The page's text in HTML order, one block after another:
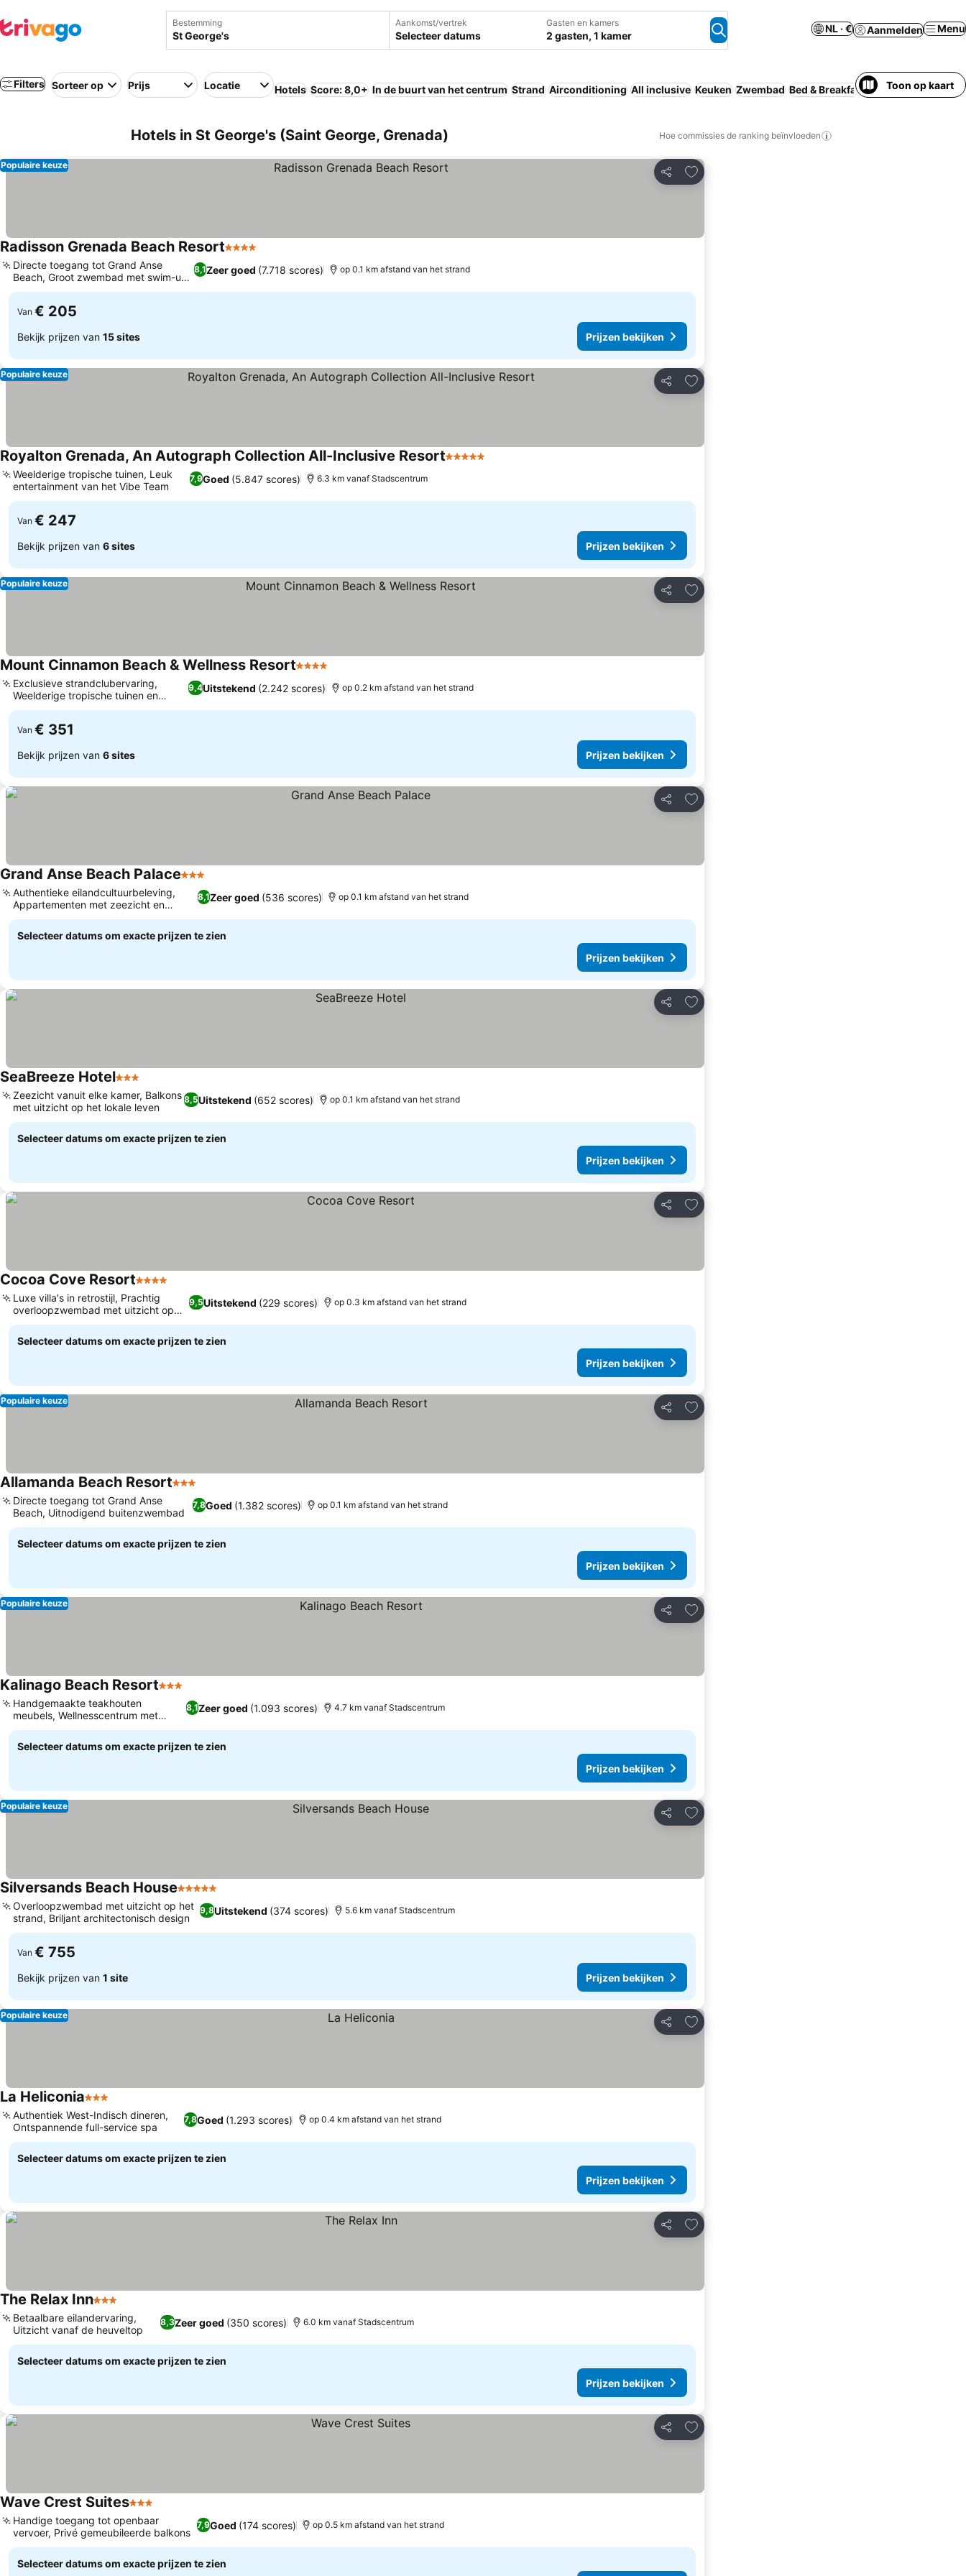
Bestemming Aankomst/vertrek
Selecteer datums
Gasten en kamers
2 gasten, 1 kamer
NL · € Aanmelden Menu
Filters Sorteer op Prijs Locatie Hotels Score: 8,0+ In de buurt van het centrum Strand Airconditioning All inclusive Keuken Zwembad Bed & Breakfast Geheel huis/
Toon op kaart
Hotels in St George's (Saint George, Grenada) Hoe commissies de ranking beïnvloeden
Delen
Toevoegen aan favorieten
Populaire keuze
Radisson Grenada Beach Resort4 Sterren
8,1Zeer goed (7.718 scores)
Directe toegang tot Grand Anse
Beach, Groot zwembad met swim-up
bar
op 0.1 km afstand van het strand
Van € 205
Bekijk prijzen van 15 sites Prijzen bekijken
Delen
Toevoegen aan favorieten
Populaire keuze
Royalton Grenada, An Autograph Collection All-Inclusive Resort5 Sterren
7,9Goed (5.847 scores)
Weelderige tropische tuinen, Leuk
entertainment van het Vibe Team
6.3 km vanaf Stadscentrum
Van € 247
Bekijk prijzen van 6 sites Prijzen bekijken
Delen
Toevoegen aan favorieten
Populaire keuze
Mount Cinnamon Beach & Wellness Resort4 Sterren
9,4Uitstekend (2.242 scores)
Exclusieve strandclubervaring,
Weelderige tropische tuinen en
terreinen
op 0.2 km afstand van het strand
Van € 351
Bekijk prijzen van 6 sites Prijzen bekijken
Delen
Toevoegen aan favorieten
Grand Anse Beach Palace3 Sterren
8,1Zeer goed (536 scores)
Authentieke eilandcultuurbeleving,
Appartementen met zeezicht en
balkon
op 0.1 km afstand van het strand
Selecteer datums om exacte prijzen te zien
Prijzen bekijken
Delen
Toevoegen aan favorieten
SeaBreeze Hotel3 Sterren
8,5Uitstekend (652 scores)
Zeezicht vanuit elke kamer, Balkons
met uitzicht op het lokale leven
op 0.1 km afstand van het strand
Selecteer datums om exacte prijzen te zien
Prijzen bekijken
Delen
Toevoegen aan favorieten
Cocoa Cove Resort4 Sterren
9,5Uitstekend (229 scores)
Luxe villa's in retrostijl, Prachtig
overloopzwembad met uitzicht op
zee
op 0.3 km afstand van het strand
Selecteer datums om exacte prijzen te zien
Prijzen bekijken
Delen
Toevoegen aan favorieten
Populaire keuze
Allamanda Beach Resort3 Sterren
7,8Goed (1.382 scores)
Directe toegang tot Grand Anse
Beach, Uitnodigend buitenzwembad
op 0.1 km afstand van het strand
Selecteer datums om exacte prijzen te zien
Prijzen bekijken
Delen
Toevoegen aan favorieten
Populaire keuze
Kalinago Beach Resort3 Sterren
8,1Zeer goed (1.093 scores)
Handgemaakte teakhouten
meubels, Wellnesscentrum met
massages
4.7 km vanaf Stadscentrum
Selecteer datums om exacte prijzen te zien
Prijzen bekijken
Delen
Toevoegen aan favorieten
Populaire keuze
Silversands Beach House5 Sterren
9,8Uitstekend (374 scores)
Overloopzwembad met uitzicht op het
strand, Briljant architectonisch design
5.6 km vanaf Stadscentrum
Van € 755
Bekijk prijzen van 1 site Prijzen bekijken
Delen
Toevoegen aan favorieten
Populaire keuze
La Heliconia3 Sterren
7,8Goed (1.293 scores)
Authentiek West-Indisch dineren,
Ontspannende full-service spa
op 0.4 km afstand van het strand
Selecteer datums om exacte prijzen te zien
Prijzen bekijken
Delen
Toevoegen aan favorieten
The Relax Inn3 Sterren
8,3Zeer goed (350 scores)
Betaalbare eilandervaring,
Uitzicht vanaf de heuveltop
6.0 km vanaf Stadscentrum
Selecteer datums om exacte prijzen te zien
Prijzen bekijken
Delen
Toevoegen aan favorieten
Wave Crest Suites3 Sterren
7,9Goed (174 scores)
Handige toegang tot openbaar
vervoer, Privé gemeubileerde balkons
op 0.5 km afstand van het strand
Selecteer datums om exacte prijzen te zien